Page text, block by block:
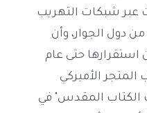
عبر شبكات التهريب
دول الجوار، وأن
استقرارها حتى عام
المتجر الأميركي
المقدس" في